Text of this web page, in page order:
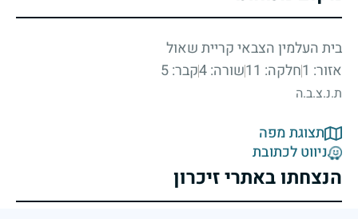
בית העלמין הצבאי קריית שאול
אזור: 1
חלקה: 11 שורה: 4 קבר: 5
ת.נ.צ.ב.ה
תצוגת מפה
ניווט לכתובת
הנצחתו באתרי זיכרון